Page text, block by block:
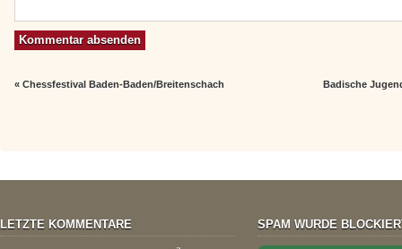
«Chessfestival Baden-Baden/Breitenschach Badische
LETZTE KOMMENTARE SPAM WURDE